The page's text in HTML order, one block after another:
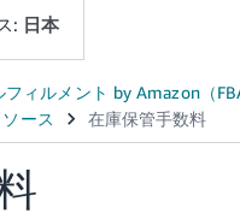
: 日本